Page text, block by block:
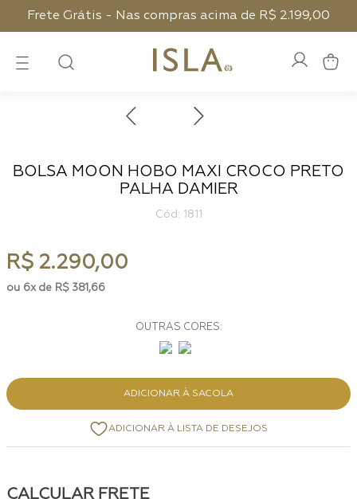
Frete Grátis - Nas compras acima de R$ 2.199,00
BOLSA MOON HOBO MAXI CROCO PRETO
PALHA DAMIER
: 1811
R$ 2.290,00
6 R$ 381 ,66
ADICIONAR À SACOLA